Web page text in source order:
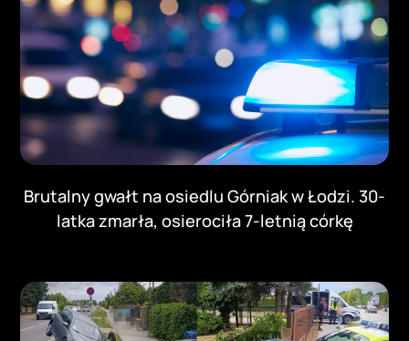
Brutalny gwałt na osiedlu Górniak w Łodzi. 30-
latka zmarła, osierociła 7-letnią córkę